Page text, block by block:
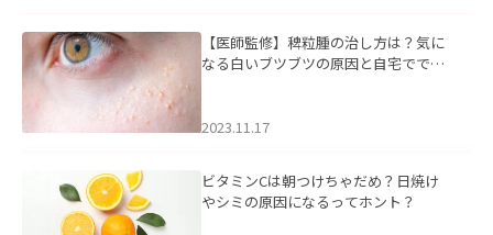
【医師監修】稗粒腫の治し方は？気に
なる白いブツブツの原因と自宅ででき
2023.11.17
ビタミンCは朝つけちゃだめ？日焼け
やシミの原因になるってホント？